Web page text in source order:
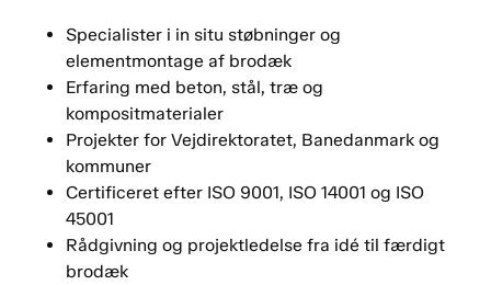
Specialister i in situ støbninger og
elementmontage af brodæk
Erfaring med beton, stål, træ og
kompositmaterialer
Projekter for Vejdirektoratet, Banedanmark og
kommuner
Certificeret efter ISO 9001, ISO 14001 og ISO
45001
Rådgivning og projektledelse fra idé til færdigt
brodæk